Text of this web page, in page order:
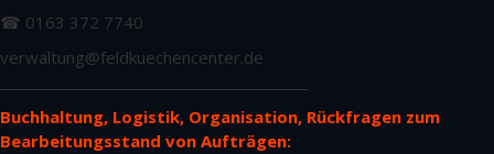
☎ 0163 372 7740
verwaltung@feldkuechencenter.de
Buchhaltung, Logistik, Organisation, Rückfragen zum
Bearbeitungsstand von Aufträgen: